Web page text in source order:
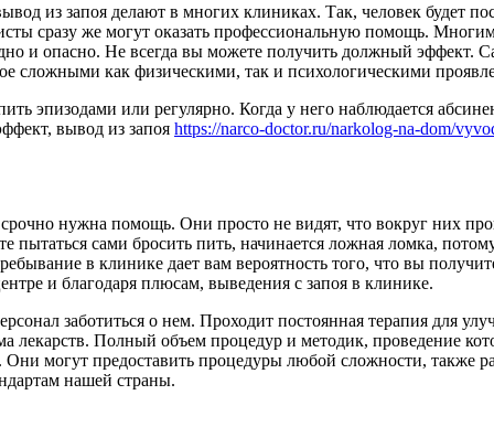
из запоя делают в многих клиниках. Так, человек будет
сразу же могут оказать профессиональную помощь.
и опасно. Не всегда вы можете получить должный эффект.
сложными как физическими, так и психологическими
эпизодами или регулярно. Когда у него наблюдается
вывод из запоя https://narco-doctor.ru/narkolog-na-dom/
нужна помощь. Они просто не видят, что вокруг них
пытаться сами бросить пить, начинается ложная ломка,
в клинике дает вам вероятность того, что вы
и благодаря плюсам, выведения с запоя в клинике.
заботиться о нем. Проходит постоянная терапия для
лекарств. Полный объем процедур и методик, проведение
могут предоставить процедуры любой сложности, также
нашей страны.